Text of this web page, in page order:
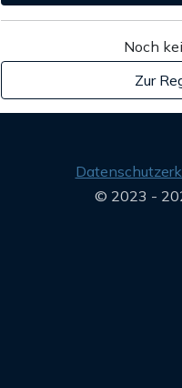
Noch
Zur
© 2023 -